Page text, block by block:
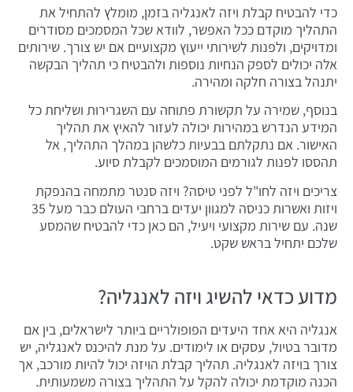
כדי להבטיח קבלת ויזה לאנגליה בזמן, מומלץ להתחיל את
התהליך מוקדם ככל האפשר, לוודא שכל המסמכים מסודרים
ומדויקים, ולפנות לשירותי ייעוץ מקצועיים אם יש צורך. שירותים
אלה יכולים לספק הנחיות נוספות ולהבטיח כי תהליך הבקשה
יתנהל בצורה חלקה ומהירה.
בנוסף, שמירה על תקשורת פתוחה עם השגרירות ושליחת כל
המידע הנדרש במהירות יכולה לעזור להאיץ את תהליך
האישור. אם נתקלתם בבעיות כלשהן במהלך התהליך, אל
תהססו לפנות לגורמים המוסמכים לקבלת סיוע.
צריכים ויזה לחו"ל לפני טיסה? ויזה סנטר מתמחה בהנפקת
ויזות ואשרות כניסה למגוון יעדים ברחבי העולם כבר מעל 35
שנה. עם שירות מקצועי ויעיל, הם כאן כדי להבטיח שהמסע
שלכם יתחיל בראש שקט.
מדוע כדאי להשיג ויזה לאנגליה?
אנגליה היא אחד היעדים הפופולריים ביותר לישראלים, בין אם
מדובר בטיול, עסקים או לימודים. על מנת להיכנס לאנגליה, יש
צורך בויזה לאנגליה. תהליך קבלת הויזה יכול להיות מורכב, אך
הכנה מוקדמת יכולה להקל על התהליך בצורה משמעותית.